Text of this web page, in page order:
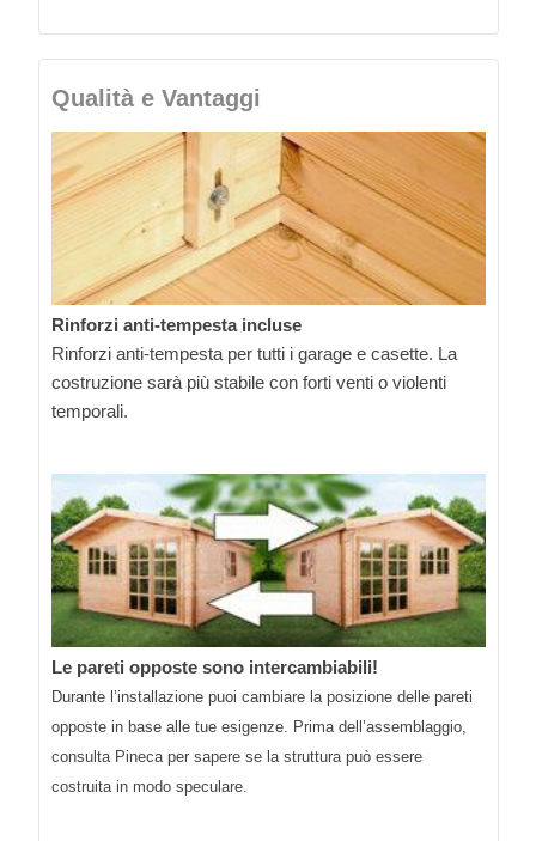
Qualità e Vantaggi
Rinforzi anti-tempesta incluse
Rinforzi anti-tempesta per tutti i garage e casette. La
costruzione sarà più stabile con forti venti o violenti
temporali.
Le pareti opposte sono intercambiabili!
Durante l’installazione puoi cambiare la posizione delle pareti
opposte in base alle tue esigenze. Prima dell’assemblaggio,
consulta Pineca per sapere se la struttura può essere
costruita in modo speculare.